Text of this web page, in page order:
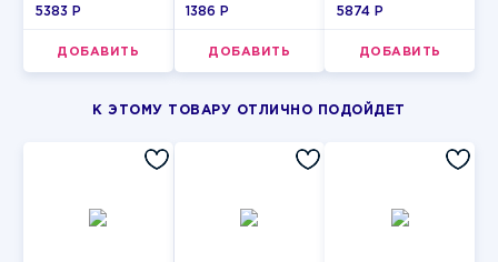
5383 P
ДОБАВИТЬ
1386 P
ДОБАВИТЬ
5874 P
ДОБАВИТЬ
К ЭТОМУ ТОВАРУ ОТЛИЧНО ПОДОЙДЕТ